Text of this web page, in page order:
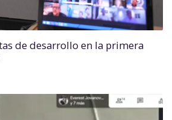
de desarrollo en la primera